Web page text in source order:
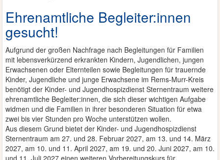
Ehrenamtliche Begleiter:innen
gesucht!
Aufgrund der großen Nachfrage nach Begleitungen für Familien
mit lebensverkürzend erkrankten Kindern, Jugendlichen, jungen
Erwachsenen oder Elternteilen sowie Begleitungen für trauernde
Kinder, Jugendliche und junge Erwachsene im Rems-Murr-Kreis
benötigt der Kinder- und Jugendhospizdienst Sternentraum weitere
ehrenamtliche Begleiter:innen, die sich dieser wichtigen Aufgabe
widmen und die Familien in ihrer besonderen Situation für etwa
zwei bis vier Stunden pro Woche unterstützen wollen.
Aus diesem Grund bietet der Kinder- und Jugendhospizdienst
Sternentraum am 27. und 28. Februar 2027, am 13. und 14. März
2027, am 10. und 11. April 2027, am 19. und 20. Juni 2027, am 10.
und 11. Juli 2027 einen weiteren Vorbereitungskurs für